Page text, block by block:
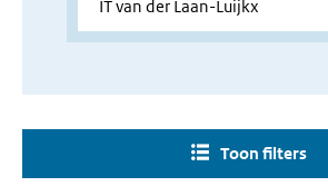
Toon filters